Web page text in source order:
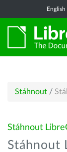
English
Stáhnout /
Stáhnout
Stáhnout